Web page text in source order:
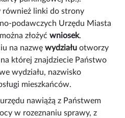
również linki do strony
podawczych Urzędu Miasta
złożyćwniosek.
na nazwęwydziału otworzy
której znajdziecie Państwo
wydziału, nazwisko
mieszkańców.
nawiążą z Państwem
w rozeznaniu sprawy, z